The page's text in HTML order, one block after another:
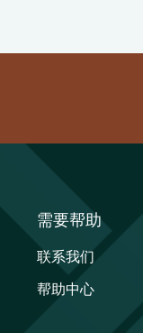
需要帮助
联系我们
帮助中心